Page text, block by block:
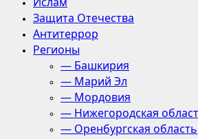
Защита Отечества
Антитеррор
Регионы
— Башкирия
— Марий Эл
— Мордовия
— Нижегородская
— Оренбургская область